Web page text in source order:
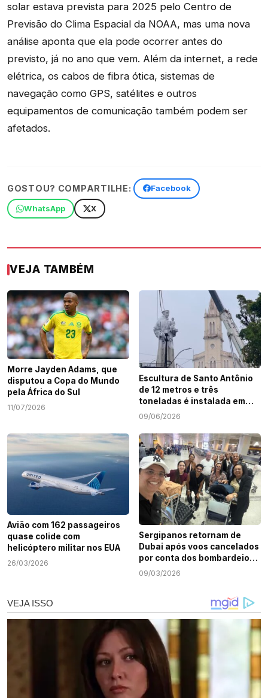
solar estava prevista para 2025 pelo Centro de
Previsão do Clima Espacial da NOAA, mas uma nova
análise aponta que ela pode ocorrer antes do
previsto, já no ano que vem. Além da internet, a rede
elétrica, os cabos de fibra ótica, sistemas de
navegação como GPS, satélites e outros
equipamentos de comunicação também podem ser
afetados.
GOSTOU? COMPARTILHE: Facebook
WhatsApp X
VEJA TAMBÉM
Morre Jayden Adams, que
disputou a Copa do Mundo
pela África do Sul
11/07/2026
Escultura de Santo Antônio
de 12 metros e três
toneladas é instalada em
Aracaju
09/06/2026
Avião com 162 passageiros
quase colide com
helicóptero militar nos EUA
26/03/2026
Sergipanos retornam de
Dubai após voos cancelados
por conta dos bombardeios
no Oriente Médio
09/03/2026